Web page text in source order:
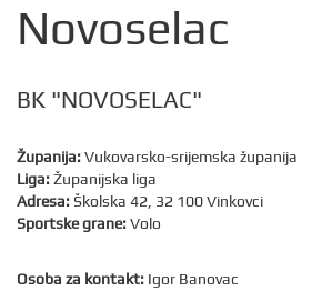
Novoselac
BK "NOVOSELAC"
Županija:Vukovarsko-srijemska županija
Liga:Županijska liga
Adresa:Školska 42, 32 100 Vinkovci
Sportske grane:Volo
Osoba za kontakt: Igor Banovac